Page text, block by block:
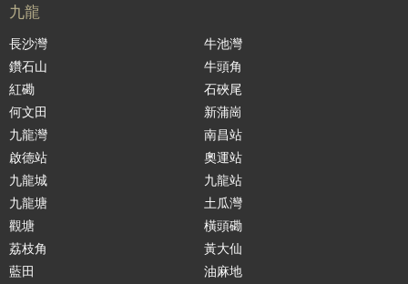
九龍
長沙灣
鑽石山
紅磡
何文田
九龍灣
啟德站
九龍城
九龍塘
觀塘
荔枝角
藍田
牛池灣
牛頭角
石硤尾
新蒲崗
南昌站
奧運站
九龍站
土瓜灣
橫頭磡
黃大仙
油麻地